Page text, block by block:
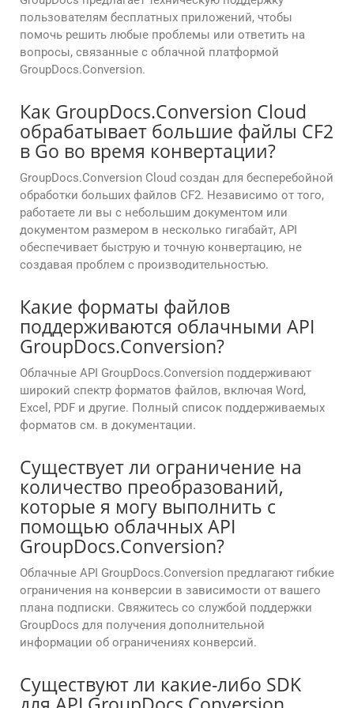
пользователям бесплатных приложений, чтобы
помочь решить любые проблемы или ответить на
вопросы, связанные с облачной платформой
GroupDocs.Conversion.
Как GroupDocs.Conversion Cloud
обрабатывает большие файлы CF2
в Go во время конвертации?
GroupDocs.Conversion Cloud создан для бесперебойной
обработки больших файлов CF2. Независимо от того,
работаете ли вы с небольшим документом или
документом размером в несколько гигабайт, API
обеспечивает быструю и точную конвертацию, не
создавая проблем с производительностью.
Какие форматы файлов
поддерживаются облачными API
GroupDocs.Conversion?
Облачные API GroupDocs.Conversion поддерживают
широкий спектр форматов файлов, включая Word,
Excel, PDF и другие. Полный список поддерживаемых
форматов см. в документации.
Существует ли ограничение на
количество преобразований,
которые я могу выполнить с
помощью облачных API
GroupDocs.Conversion?
Облачные API GroupDocs.Conversion предлагают гибкие
ограничения на конверсии в зависимости от вашего
плана подписки. Свяжитесь со службой поддержки
GroupDocs для получения дополнительной
информации об ограничениях конверсий.
Существуют ли какие-либо SDK